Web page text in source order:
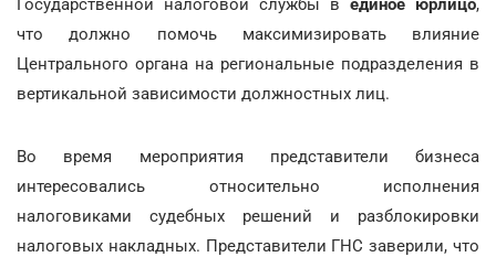
Государственной налоговой службы в единое юрлицо,
что должно помочь максимизировать влияние
Центрального органа на региональные подразделения в
вертикальной зависимости должностных лиц.
Во время мероприятия представители бизнеса
интересовались относительно исполнения
налоговиками судебных решений и разблокировки
налоговых накладных. Представители ГНС заверили, что